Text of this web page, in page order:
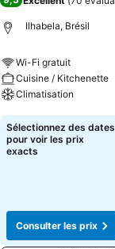
Ilhabela, Brésil
Wi-Fi gratuit
Cuisine / Kitchenette
Climatisation
Consulter les prix
Sélectionnez des dates
pour voir les prix
exacts
Consulter les prix